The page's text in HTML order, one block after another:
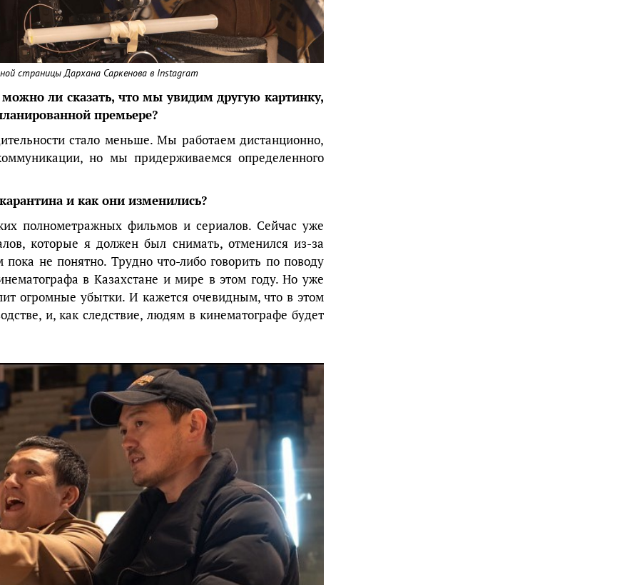
страницы Дархана Саркенова в Instagram
ли сказать, что мы увидим другую картинку,
премьере?
стало меньше. Мы работаем дистанционно,
но мы придерживаемся определенного
и как они изменились?
полнометражных фильмов и сериалов. Сейчас уже
которые я должен был снимать, отменился из-за
не понятно. Трудно что-либо говорить по поводу
в Казахстане и мире в этом году. Но уже
огромные убытки. И кажется очевидным, что в этом
и, как следствие, людям в кинематографе будет